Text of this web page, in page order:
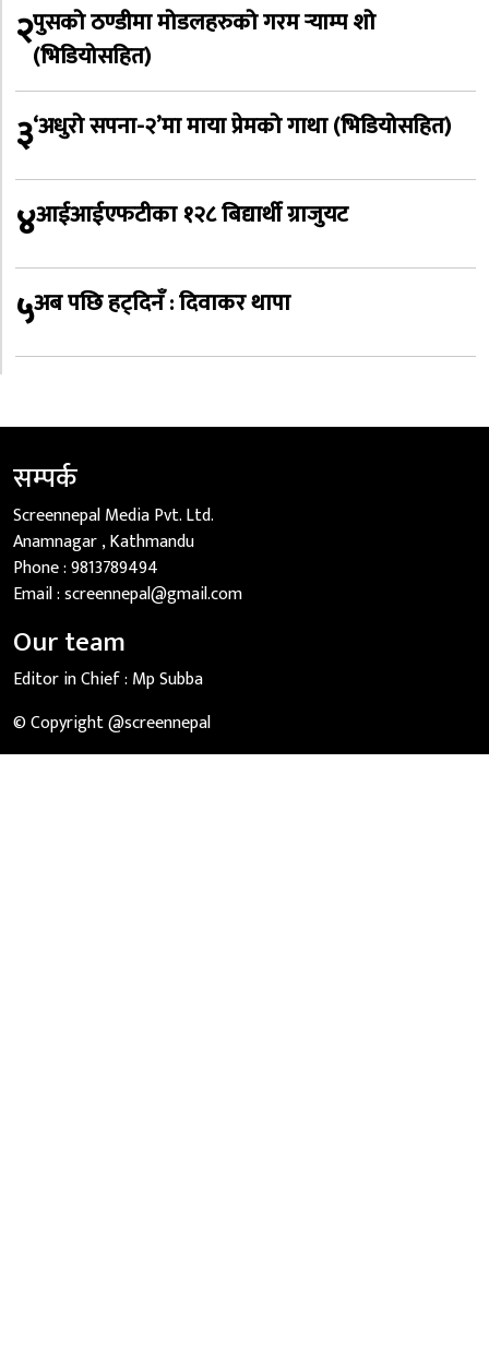
२पुसको ठण्डीमा मोडलहरुको गरम र्‍याम्प शो
(भिडियोसहित)
३‘अधुरो सपना-२’मा माया प्रेमको गाथा (भिडियोसहित)
४आईआईएफटीका १२८ बिद्यार्थी ग्राजुयट
५अब पछि हट्दिनँ : दिवाकर थापा
सम्पर्क
Screennepal Media Pvt. Ltd.
Anamnagar , Kathmandu
Phone :9813789494
Email :screennepal@gmail.com
Our team
Editor in Chief : Mp Subba
© Copyright @screennepal